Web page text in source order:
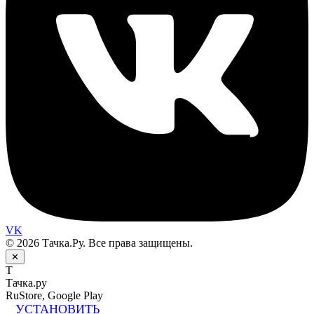
VK
© 2026 Тачка.Ру. Все права защищены.
✕
Т
Тачка.ру
RuStore, Google Play
УСТАНОВИТЬ